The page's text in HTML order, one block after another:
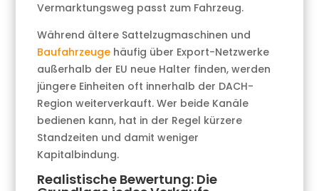
Vermarktungsweg passt zum Fahrzeug.
Während ältere Sattelzugmaschinen und
Baufahrzeuge häufig über Export-Netzwerke
außerhalb der EU neue Halter finden, werden
jüngere Einheiten oft innerhalb der DACH-
Region weiterverkauft. Wer beide Kanäle
bedienen kann, hat in der Regel kürzere
Standzeiten und damit weniger
Kapitalbindung.
Realistische Bewertung: Die